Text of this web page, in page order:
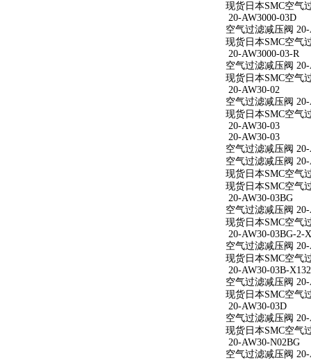
现货日本SMC空气
20-AW3000-03D
空气过滤减压阀 20-
现货日本SMC空气
20-AW3000-03-R
空气过滤减压阀 20-
现货日本SMC空气
20-AW30-02
空气过滤减压阀 20-
现货日本SMC空气
20-AW30-03
20-AW30-03
空气过滤减压阀 20-
空气过滤减压阀 20-
现货日本SMC空气
现货日本SMC空气
20-AW30-03BG
空气过滤减压阀 20-
现货日本SMC空气
20-AW30-03BG-2-
空气过滤减压阀
现货日本SMC空气
20-AW30-03B-X132
空气过滤减压阀
现货日本SMC空气
20-AW30-03D
空气过滤减压阀
现货日本SMC空气
20-AW30-N02BG
空气过滤减压阀